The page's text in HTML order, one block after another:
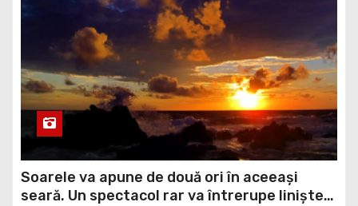
Soarele va apune de două ori în aceeași
seară. Un spectacol rar va întrerupe liniștea